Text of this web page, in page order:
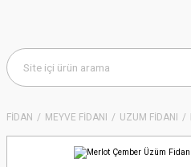
FİDAN MEYVE FİDANI ÜZÜM FİDANI